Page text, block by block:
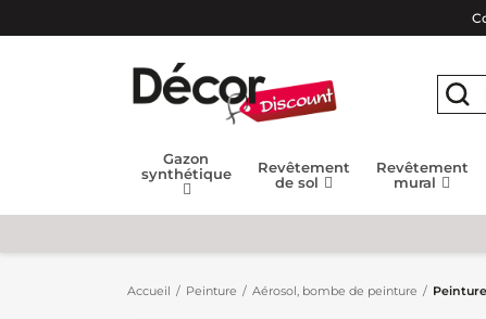
Gazon
synthétique
Revêtement
de sol
Revêtement
mural
Accueil Peinture Aérosol, bombe de peinture